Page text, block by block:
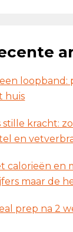
loopband:
huis
stille kracht:
en
calorieën en
maar de
prep na 2